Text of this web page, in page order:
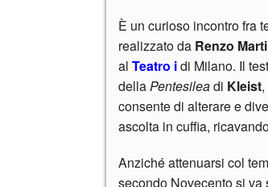
È un curioso incontro fra
realizzato da Renzo
al Teatro idi Milano. Il
dellaPentesileadi Kleist
consente di alterare e
ascolta in cuffia,
Anziché attenuarsi col
secondo Novecento si va